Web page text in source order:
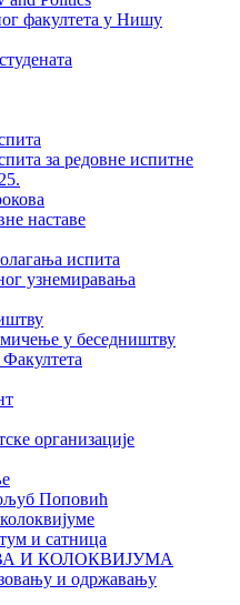
факултета у Нишу
за редовне испитне
наставе
испита
узнемиравања
у беседништву
организације
Поповић
и сатница
И КОЛОКВИЈУМА
и одржавању